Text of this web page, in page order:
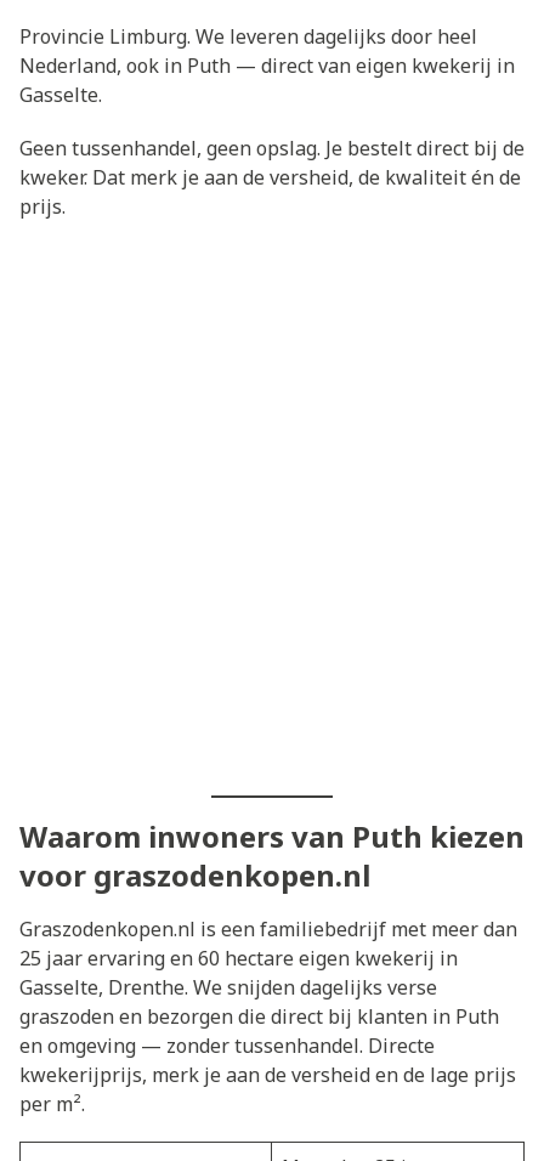
Provincie Limburg. We leveren dagelijks door heel
Nederland, ook in Puth — direct van eigen kwekerij in
Gasselte.
Geen tussenhandel, geen opslag. Je bestelt direct bij de
kweker. Dat merk je aan de versheid, de kwaliteit én de
prijs.
Waarom inwoners van Puth kiezen
voor graszodenkopen.nl
Graszodenkopen.nl is een familiebedrijf met meer dan
25 jaar ervaring en 60 hectare eigen kwekerij in
Gasselte, Drenthe. We snijden dagelijks verse
graszoden en bezorgen die direct bij klanten in Puth
en omgeving — zonder tussenhandel. Directe
kwekerijprijs, merk je aan de versheid en de lage prijs
per m².